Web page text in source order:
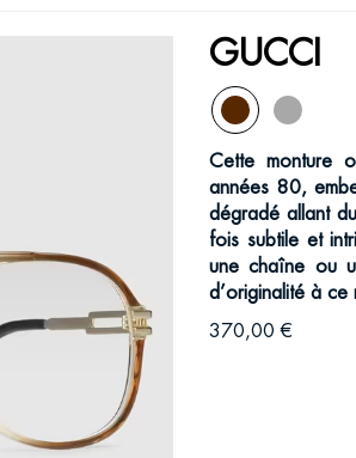
GUCCI
Cette monture
années 80,
dégradé allant
fois subtile et
une chaîne ou
d’originalité à ce
370,00 €